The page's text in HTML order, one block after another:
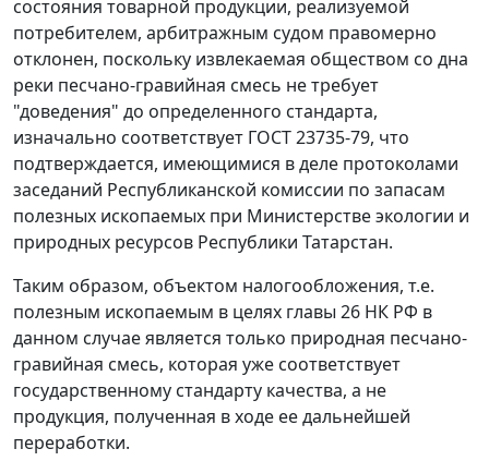
состояния товарной продукции, реализуемой
потребителем, арбитражным судом правомерно
отклонен, поскольку извлекаемая обществом со дна
реки песчано-гравийная смесь не требует
"доведения" до определенного стандарта,
изначально соответствует ГОСТ 23735-79, что
подтверждается, имеющимися в деле протоколами
заседаний Республиканской комиссии по запасам
полезных ископаемых при Министерстве экологии и
природных ресурсов Республики Татарстан.
Таким образом, объектом налогообложения, т.е.
полезным ископаемым в целях главы 26 НК РФ в
данном случае является только природная песчано-
гравийная смесь, которая уже соответствует
государственному стандарту качества, а не
продукция, полученная в ходе ее дальнейшей
переработки.